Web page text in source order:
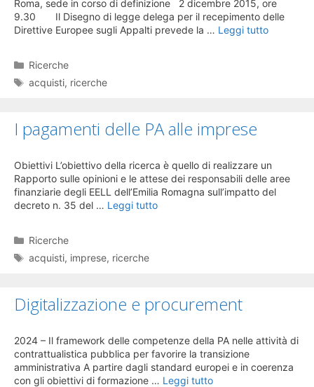
Roma, sede in corso di definizione 2 dicembre 2015, ore
9.30 Il Disegno di legge delega per il recepimento delle
Direttive Europee sugli Appalti prevede la … Leggi tutto
Categorie
Ricerche
Tag
acquisti, ricerche
I pagamenti delle PA alle imprese
Obiettivi L’obiettivo della ricerca è quello di realizzare un
Rapporto sulle opinioni e le attese dei responsabili delle aree
finanziarie degli EELL dell’Emilia Romagna sull’impatto del
decreto n. 35 del … Leggi tutto
Categorie
Ricerche
Tag
acquisti, imprese, ricerche
Digitalizzazione e procurement
2024 – Il framework delle competenze della PA nelle attività di
contrattualistica pubblica per favorire la transizione
amministrativa A partire dagli standard europei e in coerenza
con gli obiettivi di formazione … Leggi tutto